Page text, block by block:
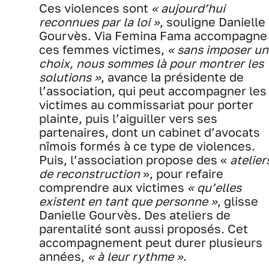
Ces violences sont « aujourd’hui
reconnues par la loi », souligne Danielle
Gourvès. Via Femina Fama accompagne
ces femmes victimes, « sans imposer un
choix, nous sommes là pour montrer les
solutions », avance la présidente de
l’association, qui peut accompagner les
victimes au commissariat pour porter
plainte, puis l’aiguiller vers ses
partenaires, dont un cabinet d’avocats
nîmois formés à ce type de violences.
Puis, l’association propose des «
de reconstruction», pour refaire
comprendre aux victimes « qu’elles
existent en tant que personne », glisse
Danielle Gourvès. Des ateliers de
parentalité sont aussi proposés. Cet
accompagnement peut durer plusieurs
années, « à leur rythme ».